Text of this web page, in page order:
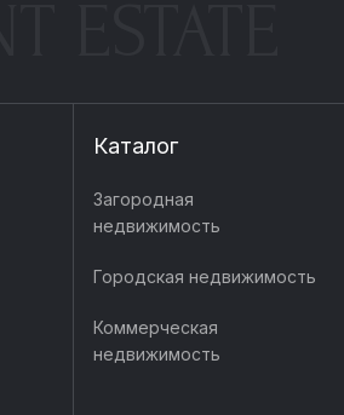
Каталог
Загородная
недвижимость
Городская недвижимость
Коммерческая
недвижимость